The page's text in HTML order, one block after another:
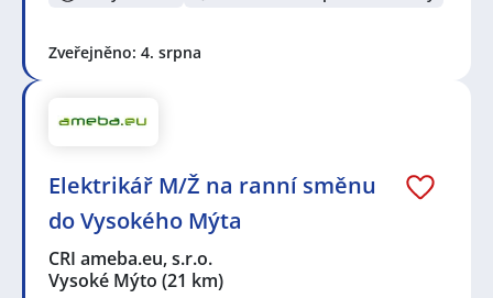
Zveřejněno: 4. srpna
Elektrikář M/Ž na ranní směnu
do Vysokého Mýta
CRI ameba.eu, s.r.o.
Vysoké Mýto (21 km)